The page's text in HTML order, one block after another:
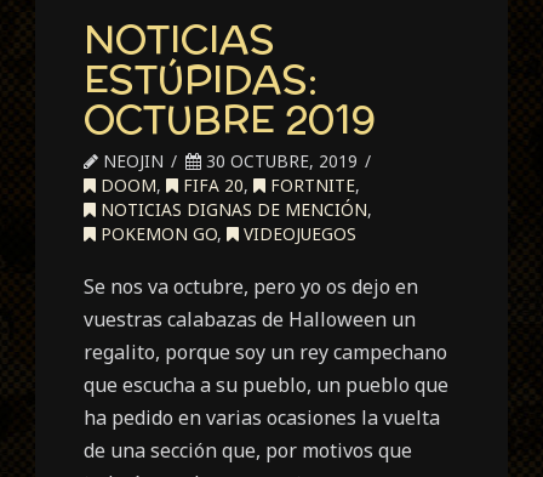
NOTICIAS
ESTÚPIDAS:
OCTUBRE 2019
NEOJIN
30 OCTUBRE, 2019
DOOM, FIFA 20, FORTNITE,
NOTICIAS DIGNAS DE MENCIÓN,
POKEMON GO, VIDEOJUEGOS
Se nos va octubre, pero yo os dejo en
vuestras calabazas de Halloween un
regalito, porque soy un rey campechano
que escucha a su pueblo, un pueblo que
ha pedido en varias ocasiones la vuelta
de una sección que, por motivos que